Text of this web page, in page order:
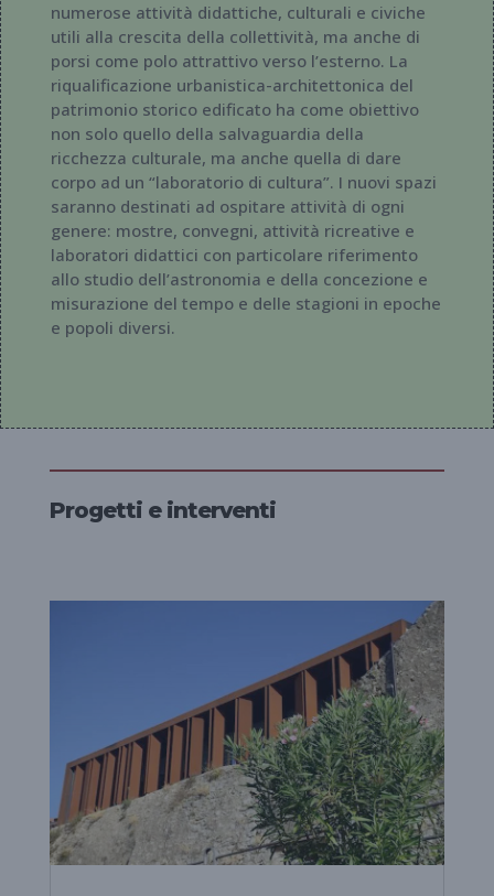
numerose attività didattiche, culturali e civiche
utili alla crescita della collettività, ma anche di
porsi come polo attrattivo verso l’esterno. La
riqualificazione urbanistica-architettonica del
patrimonio storico edificato ha come obiettivo
non solo quello della salvaguardia della
ricchezza culturale, ma anche quella di dare
corpo ad un “laboratorio di cultura”. I nuovi spazi
saranno destinati ad ospitare attività di ogni
genere: mostre, convegni, attività ricreative e
laboratori didattici con particolare riferimento
allo studio dell’astronomia e della concezione e
misurazione del tempo e delle stagioni in epoche
e popoli diversi.
Progetti e interventi